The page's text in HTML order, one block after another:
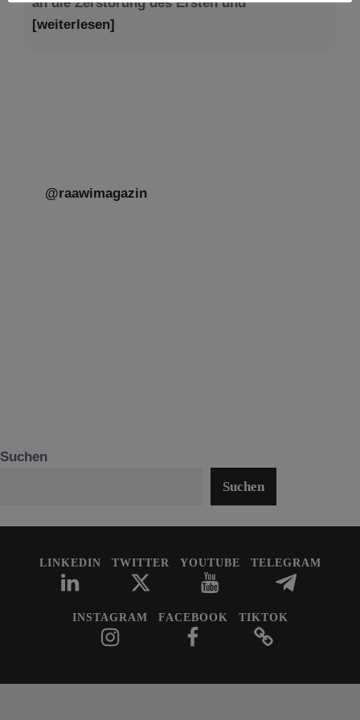
@raawimagazin
Suchen
Suchen
LINKEDIN TWITTER YOUTUBE TELEGRAM
INSTAGRAM FACEBOOK TIKTOK